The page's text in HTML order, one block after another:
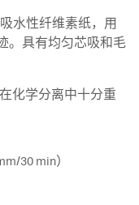
水性纤维素纸，用
。具有均匀芯吸和毛
化学分离中十分重
30 min）